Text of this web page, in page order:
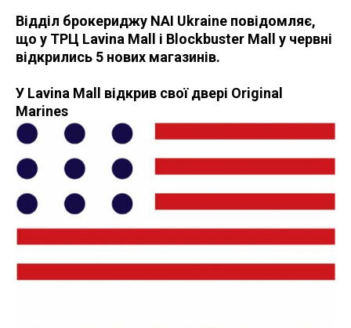
Відділ брокериджу NAI Ukraine повідомляє,
що у ТРЦ Lavina Mall і Blockbuster Mall у червні
відкрились 5 нових магазинів.
У Lavina Mall відкрив свої двері Original
Marines